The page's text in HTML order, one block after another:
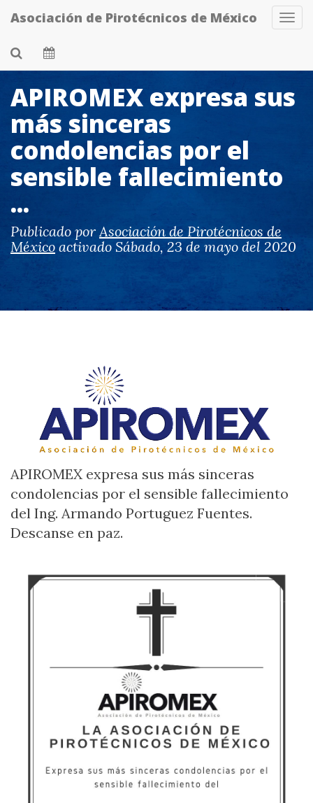
Skip
to
main
content
Asociación de Pirotécnicos de México
APIROMEX expresa sus
más sinceras
condolencias por el
sensible fallecimiento
...
Publicado porAsociación de Pirotécnicos de
México activado Sábado, 23 de mayo del 2020
APIROMEX expresa sus más sinceras
condolencias por el sensible fallecimiento
del Ing. Armando Portuguez Fuentes.
Descanse en paz.